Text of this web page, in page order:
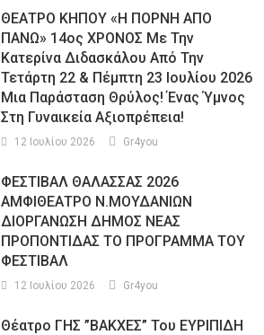
ΘΕΑΤΡΟ ΚΗΠΟΥ «Η ΠΟΡΝΗ ΑΠΟ
ΠΑΝΩ» 14ος ΧΡΟΝΟΣ Με Την
Κατερίνα Διδασκάλου Από Την
Τετάρτη 22 & Πέμπτη 23 Ιουλίου 2026
Μια Παράσταση Θρύλος! Ένας Ύμνος
Στη Γυναικεία Αξιοπρέπεια!
12 Ιουλίου 2026 Gr4you
ΦΕΣΤΙΒΑΛ ΘΑΛΑΣΣΑΣ 2026
ΑΜΦΙΘΕΑΤΡΟ Ν.ΜΟΥΔΑΝΙΩΝ
ΔΙΟΡΓΑΝΩΣΗ ΔΗΜΟΣ ΝΕΑΣ
ΠΡΟΠΟΝΤΙΔΑΣ ΤΟ ΠΡΟΓΡΑΜΜΑ ΤΟΥ
ΦΕΣΤΙΒΑΛ
12 Ιουλίου 2026 Gr4you
Θέατρο ΓΗΣ ”ΒΑΚΧΕΣ” Του ΕΥΡΙΠΙΔΗ